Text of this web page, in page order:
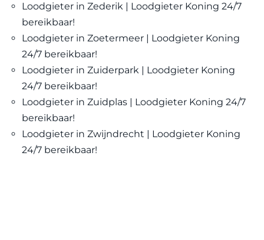
Loodgieter in Zederik | Loodgieter Koning 24/7
bereikbaar!
Loodgieter in Zoetermeer | Loodgieter Koning
24/7 bereikbaar!
Loodgieter in Zuiderpark | Loodgieter Koning
24/7 bereikbaar!
Loodgieter in Zuidplas | Loodgieter Koning 24/7
bereikbaar!
Loodgieter in Zwijndrecht | Loodgieter Koning
24/7 bereikbaar!